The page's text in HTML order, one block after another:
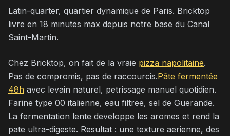
Latin-quarter, quartier dynamique de Paris. Bricktop
livre en 18 minutes max depuis notre base du Canal
Saint-Martin.
Chez Bricktop, on fait de la vraie pizza napolitaine.
Pas de compromis, pas de raccourcis.Pâte fermentée
48h avec levain naturel, petrissage manuel quotidien.
Farine type 00 italienne, eau filtree, sel de Guerande.
La fermentation lente developpe les aromes et rend la
pate ultra-digeste. Resultat : une texture aerienne, des